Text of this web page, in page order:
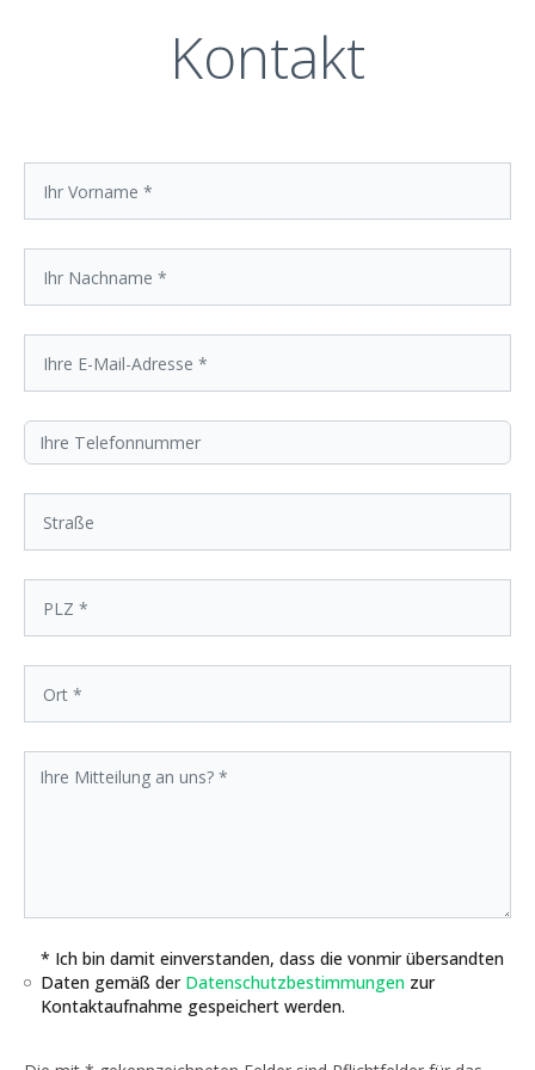
Kontakt
* Ich bin damit einverstanden, dass die vonmir übersandten
Daten gemäß der Datenschutzbestimmungen zur
Kontaktaufnahme gespeichert werden.